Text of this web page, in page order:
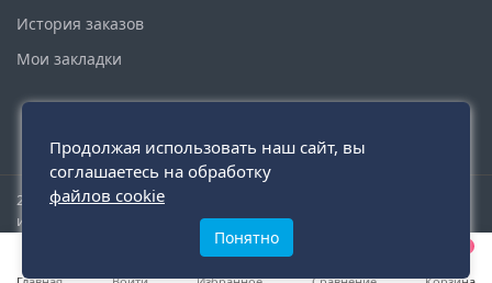
0
История заказов
Мои закладки
2015 - 2026 © santehmoskva.ru — интернет-магазин сантехники
инженерной и бытовой.
Продолжая использовать наш сайт, вы
соглашаетесь на обработку
файлов cookie
Понятно